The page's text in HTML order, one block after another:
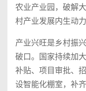
农业产业园，破解
村产业发展内生动力
产业兴旺是乡村振
破口。国家持续加
补贴、项目审批、
设智能化棚室，补